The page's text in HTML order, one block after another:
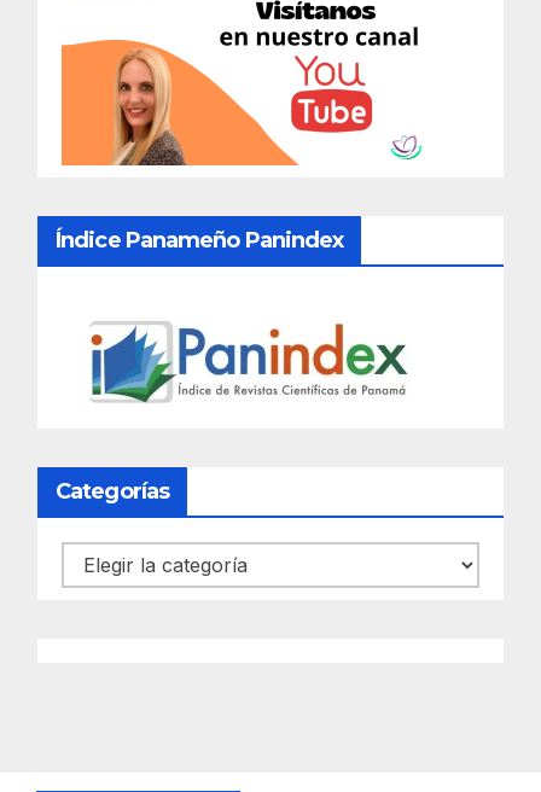
Índice Panameño Panindex
Categorías
Categorías